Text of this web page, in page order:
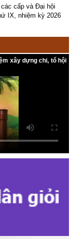
hội khóa XVI và ĐB
cấp xã nhiệm kỳ
xây dựng chi, tổ hội